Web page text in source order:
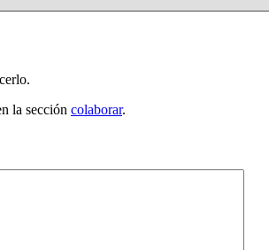
la sección colaborar.